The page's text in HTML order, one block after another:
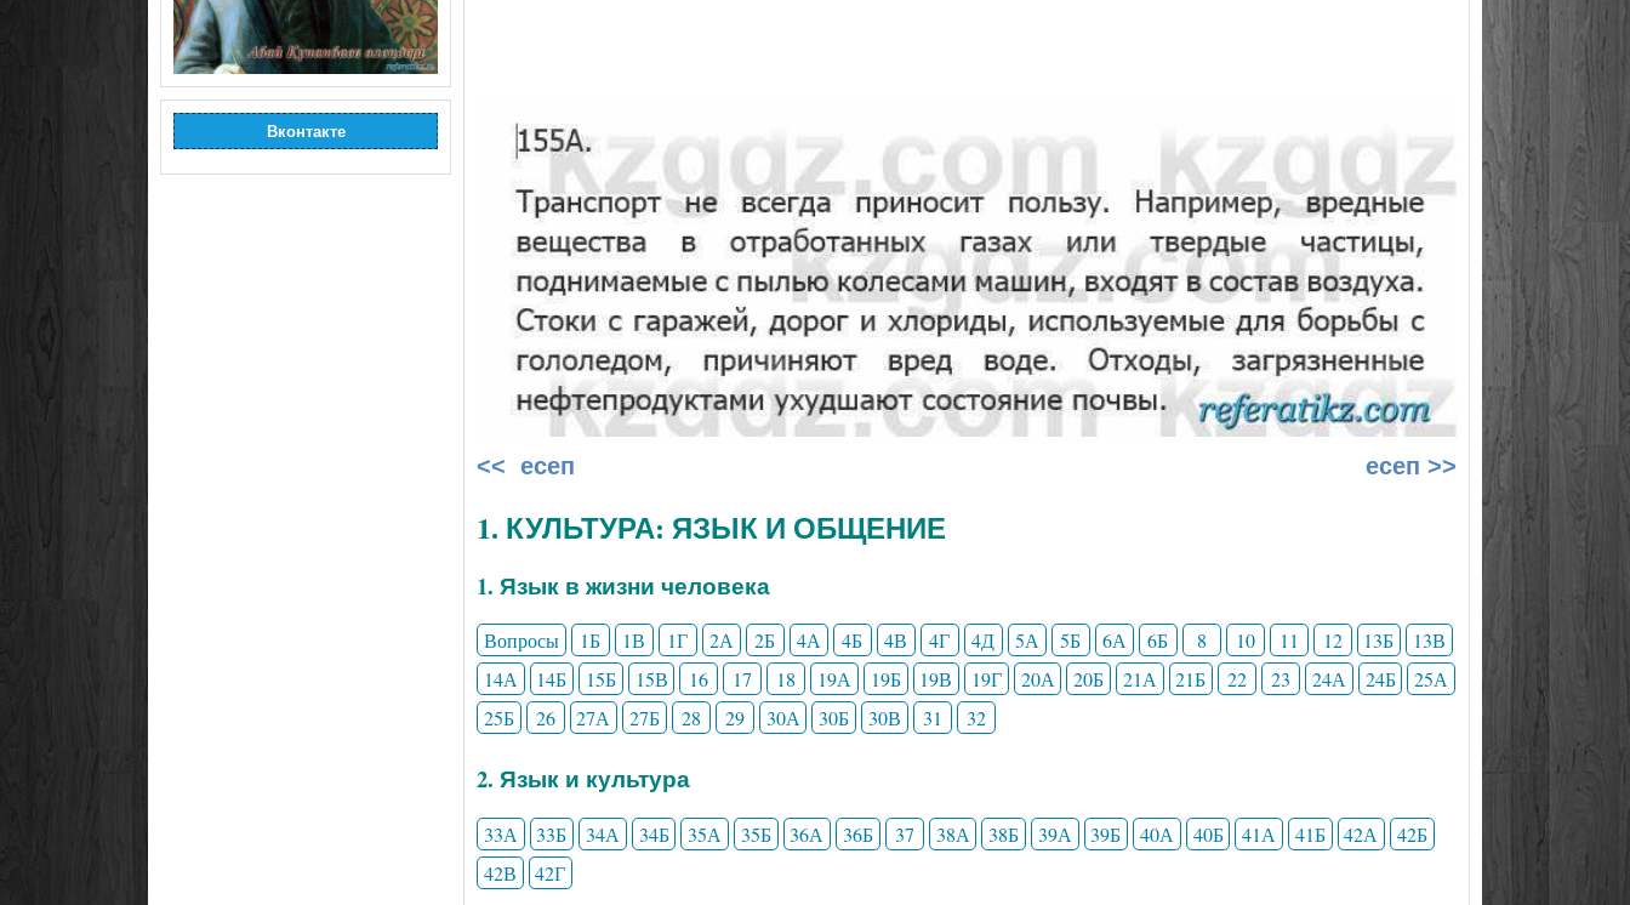
Вконтакте
<< есеп есеп >>
1. КУЛЬТУРА: ЯЗЫК И ОБЩЕНИЕ
1. Язык в жизни человека
Вопросы 1Б 1В 1Г 2А 2Б 4А 4Б 4В 4Г 4Д 5А 5Б 6А 6Б 8 10 11 12 13Б
13В
14А
14Б 15Б 15В 16 17 18 19А 19Б 19В 19Г 20А 20Б 21А 21Б 22 23 24А 24Б
25А
25Б
26 27А 27Б 28 29 30А 30Б 30В 31 32
2. Язык и культура
33А 33Б 34А 34Б 35А 35Б 36А 36Б 37 38А 38Б 39А 39Б 40А 40Б 41А 41Б 42А
42Б
42В
42Г